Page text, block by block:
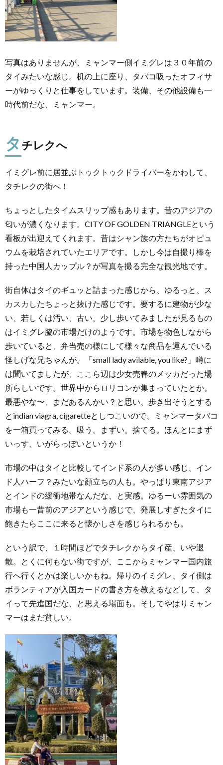
写真はありませんが、ミャンマー側イミグレは３０年前の
タイみたいな感じ。机の上に座り、タバコ吸ったオフィサ
ーがゆっくりと仕事をしています。装備、その他設備も一
時代前だな、ミャンマー。
タ チレクへ
イミグレ前に居並ぶトゥクトゥクドライバーをかわして、
タチレクの街へ！
ちょっとしたタイムスリップ感もあります。昔のアジアの
匂いが濃くなります。CITY OF GOLDEN TRIANGLEという
看板が出迎えてくれます。昔はシャン族の方たちがオピュ
ウムを栽培されていたエリアです。しかし今は自撮り棒を
持った中国人カップル？が写真を撮る完全な観光地です。
街自体はタイのギュッと詰まった感じから、ゆるっと、ス
カスカしたちょっと抜けた感じです。要するに建物が少な
い、若しくは汚い、古い。少し歩いてみましたが見るもの
はイミグレ脇の市場だけのようです。市場を物色しながら
歩いていると、弁当売の様にして様々な商品を運んでいる
怪しげな兄ちゃんが。「small lady avilable, you like?」噂に
は聞いてましたが、ここら辺は少女売春のメッカだった場
所らしいです。世界中からロリコンが集まっていたとか。
最悪やな〜、まだあるんかい？と思い、歩き出そうとする
とindian viagra, cigaretteとしつこいので、ミャンマータバコ
を一箱買ってみる。吸う。まずい。捨てる。ほんとにまず
いっす、いがらっぽいというか！
市場の中はタイと比較してインド系の人が多い感じ、イン
ド人ハーフ？みたいな顔立ちの人も。やっぱり東南アジア
とインドの緩衝地帯なんだな、と実感。ゆるーい雰囲気の
市場も一昔前のアジアという感じで、発展しすぎたタイに
飽きたらここに来ると懐かしさを感じられるかも。
という訳で、１時間ほどでタチレクからタイ産、いや退
散。とくに何もない街ですが、ここからミャンマー国内旅
行へ行くとかは楽しいかもね。帰りのイミグレ、タイ側は
ボランティアが入国カードの書き方を教えるなどして、タ
イって先進国だな、と思える場面も。そしてやはりミャン
マーはまだ貧しい。